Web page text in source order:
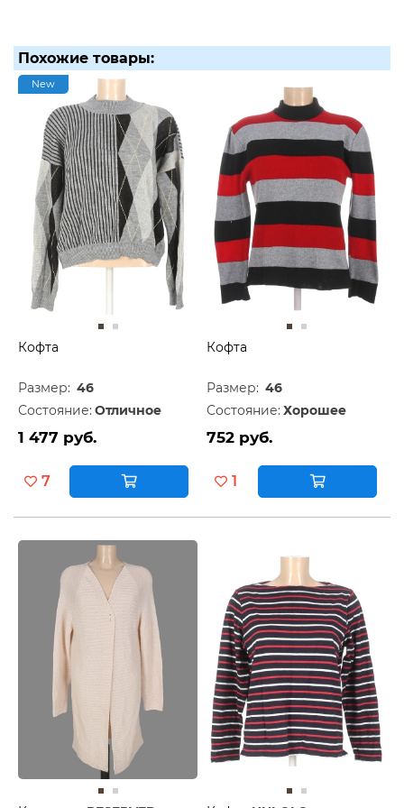
Похожие товары:
New
Кофта
Размер: 46
Состояние: Отличное
1 477 руб.
7
Кофта
Размер: 46
Состояние: Хорошее
752 руб.
1